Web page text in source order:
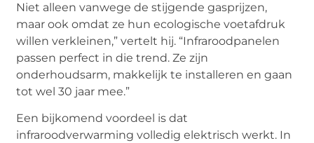
Niet alleen vanwege de stijgende gasprijzen,
maar ook omdat ze hun ecologische voetafdruk
willen verkleinen,” vertelt hij. “Infraroodpanelen
passen perfect in die trend. Ze zijn
onderhoudsarm, makkelijk te installeren en gaan
tot wel 30 jaar mee.”
Een bijkomend voordeel is dat
infraroodverwarming volledig elektrisch werkt. In